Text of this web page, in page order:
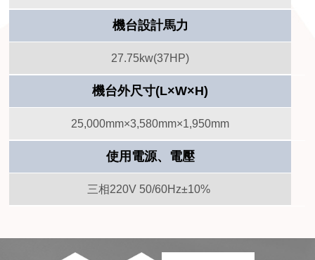
機台設計馬力
27.75kw(37HP)
機台外尺寸(L×W×H)
25,000mm×3,580mm×1,950mm
使用電源、電壓
三相220V 50/60Hz±10%